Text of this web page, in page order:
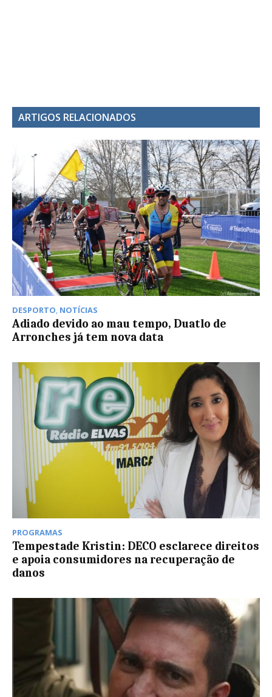
ARTIGOS RELACIONADOS
DESPORTO, NOTÍCIAS
Adiado devido ao mau tempo, Duatlo de
Arronches já tem nova data
PROGRAMAS
Tempestade Kristin: DECO esclarece direitos
e apoia consumidores na recuperação de
danos